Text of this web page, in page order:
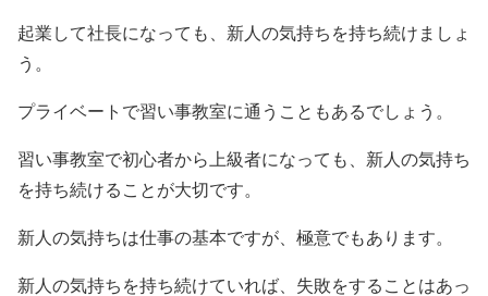
起業して社長になっても、新人の気持ちを持ち続けましょ
う。
プライベートで習い事教室に通うこともあるでしょう。
習い事教室で初心者から上級者になっても、新人の気持ち
を持ち続けることが大切です。
新人の気持ちは仕事の基本ですが、極意でもあります。
新人の気持ちを持ち続けていれば、失敗をすることはあっ